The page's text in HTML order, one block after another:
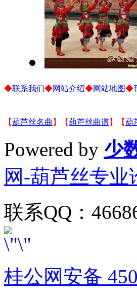
◆联系我们◆网站介绍◆网站地图◆
【葫芦丝名曲 】【葫芦丝曲谱】【葫
Powered by 少
网-葫芦丝专业
联系QQ：
桂公网安备